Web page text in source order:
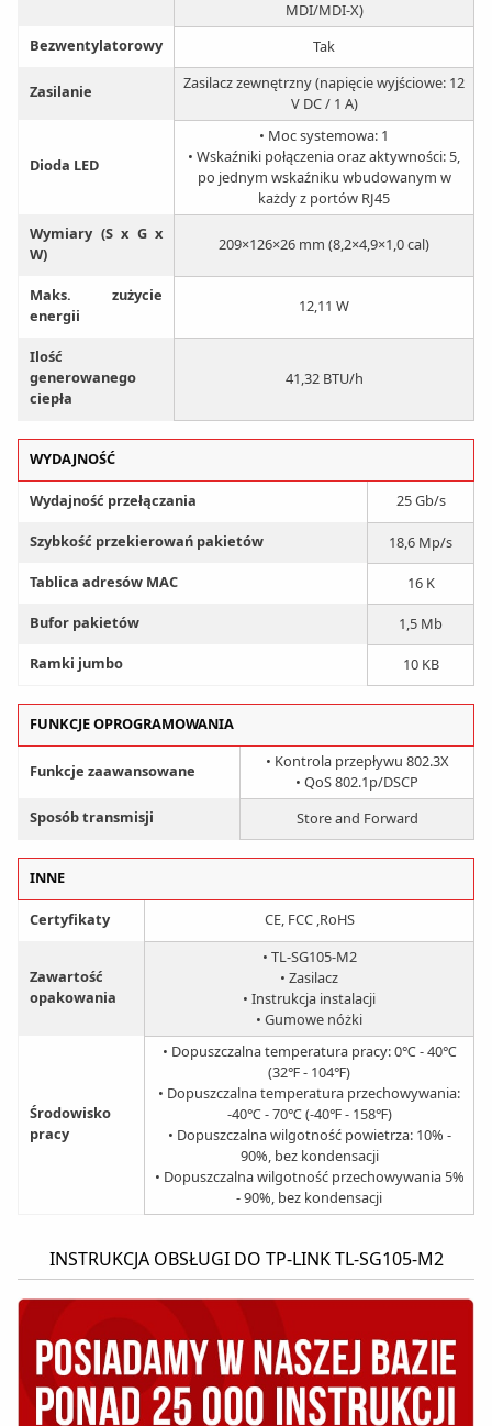
MDI/MDI-X)
Bezwentylatorowy
Tak
Zasilanie
Zasilacz zewnętrzny (napięcie wyjściowe: 12
V DC / 1 A)
Dioda LED
• Moc systemowa: 1
• Wskaźniki połączenia oraz aktywności: 5,
po jednym wskaźniku wbudowanym w
każdy z portów RJ45
Wymiary (S x G x
W)
209×126×26 mm (8,2×4,9×1,0 cal)
Maks. zużycie
energii
12,11 W
Ilość
generowanego
ciepła
41,32 BTU/h
WYDAJNOŚĆ
Wydajność przełączania 25 Gb/s
Szybkość przekierowań pakietów
18,6 Mp/s
Tablica adresów MAC
16 K
Bufor pakietów
1,5 Mb
Ramki jumbo
10 KB
FUNKCJE OPROGRAMOWANIA
Funkcje zaawansowane
• Kontrola przepływu 802.3X
• QoS 802.1p/DSCP
Sposób transmisji
Store and Forward
INNE
Certyfikaty CE, FCC ,RoHS
Zawartość
opakowania
• TL-SG105-M2
• Zasilacz
• Instrukcja instalacji
• Gumowe nóżki
Środowisko
pracy
• Dopuszczalna temperatura pracy: 0℃ - 40℃
(32℉ - 104℉)
• Dopuszczalna temperatura przechowywania:
-40℃ - 70℃ (-40℉ - 158℉)
• Dopuszczalna wilgotność powietrza: 10% -
90%, bez kondensacji
• Dopuszczalna wilgotność przechowywania 5%
- 90%, bez kondensacji
INSTRUKCJA OBSŁUGI DO TP-LINK TL-SG105-M2